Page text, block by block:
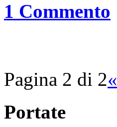
1 Commento
Pagina 2 di 2«
Portate